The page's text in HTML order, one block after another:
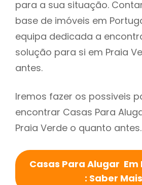
para a sua situação.
base de imóveis em
equipa dedicada a
solução para si em Praia
antes.
Iremos fazer os possiveis
encontrar Casas Para
Praia Verde o quanto antes.
Casas Para Alugar Em
: Saber Mais